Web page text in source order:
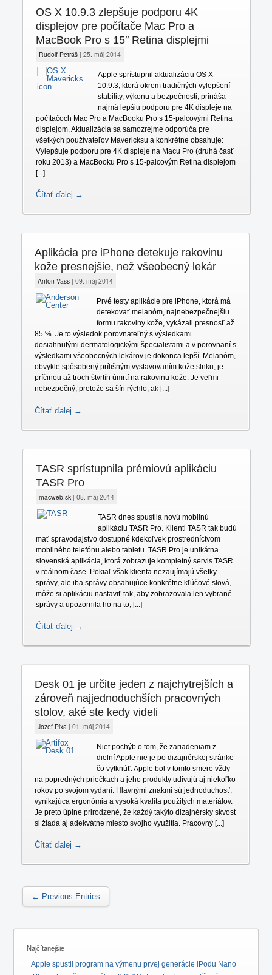
OS X 10.9.3 zlepšuje podporu 4K
displejov pre počítače Mac Pro a
MacBook Pro s 15″ Retina displejmi
Rudolf Petráš| 25. máj 2014
Apple sprístupnil aktualizáciu OS X
10.9.3, ktorá okrem tradičných vylepšení
stability, výkonu a bezpečnosti, prináša
najmä lepšiu podporu pre 4K displeje na
počítačoch Mac Pro a MacBooku Pro s 15-palcovými Retina
displejom. Aktualizácia sa samozrejme odporúča pre
všetkých používateľov Mavericksu a konkrétne obsahuje:
Vylepšuje podporu pre 4K displeje na Macu Pro (druhá časť
roku 2013) a MacBooku Pro s 15-palcovým Retina displejom
[...]
Čítať ďalej →
Aplikácia pre iPhone detekuje rakovinu
kože presnejšie, než všeobecný lekár
Anton Vass| 09. máj 2014
Prvé testy aplikácie pre iPhone, ktorá má
detekovať melanóm, najnebezpečnejšiu
formu rakoviny kože, vykázali presnosť až
85 %. Je to výsledok porovnateľný s výsledkami
dosiahnutými dermatologickými špecialistami a v porovnaní s
výsledkami všeobecných lekárov je dokonca lepší. Melanóm,
obvykle spôsobený prílišným vystavovaním kože slnku, je
príčinou až troch štvrtín úmrtí na rakovinu kože. Je veľmi
nebezpečný, pretože sa šíri rýchlo, ak [...]
Čítať ďalej →
TASR sprístupnila prémiovú aplikáciu
TASR Pro
macweb.sk| 08. máj 2014
TASR dnes spustila novú mobilnú
aplikáciu TASR Pro. Klienti TASR tak budú
mať spravodajstvo dostupné kdekoľvek prostredníctvom
mobilného telefónu alebo tabletu. TASR Pro je unikátna
slovenská aplikácia, ktorá zobrazuje kompletný servis TASR
v reálnom čase. Pokiaľ však klienta nezaujímajú všetky
správy, ale iba správy obsahujúce konkrétne kľúčové slová,
môže si aplikáciu nastaviť tak, aby zobrazovala len vybrané
správy a upozornila ho na to, [...]
Čítať ďalej →
Desk 01 je určite jeden z najchytrejších a
zároveň najjednoduchších pracovných
stolov, aké ste kedy videli
Jozef Pixa| 01. máj 2014
Niet pochýb o tom, že zariadeniam z
dielní Apple nie je po dizajnérskej stránke
čo vytknúť. Apple bol v tomto smere vždy
na popredných priečkach a jeho produkty udivujú aj niekoľko
rokov po svojom vydaní. Hlavnými znakmi sú jednoduchosť,
vynikajúca ergonómia a vysoká kvalita použitých materiálov.
Je preto úplne prirodzené, že každý takýto dizajnérsky skvost
si žiada aj adekvátne miesto svojho využitia. Pracovný [...]
Čítať ďalej →
← Previous Entries
Najčítanejšie
Apple spustil program na výmenu prvej generácie iPodu Nano